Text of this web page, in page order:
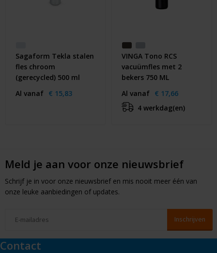
Sagaform Tekla stalen
fles chroom
(gerecycled) 500 ml
Al vanaf € 15,83
VINGA Tono RCS
vacuümfles met 2
bekers 750 ML
Al vanaf € 17,66
4 werkdag(en)
Meld je aan voor onze nieuwsbrief
Schrijf je in voor onze nieuwsbrief en mis nooit meer één van
onze leuke aanbiedingen of updates.
Contact